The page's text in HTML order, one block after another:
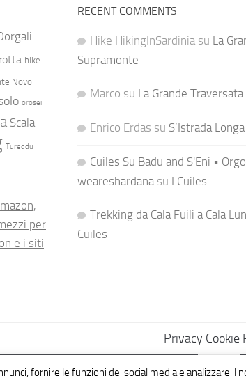
hike
Novo
orosei
Scala
Tureddu
per
e i siti
RECENT COMMENTS
Hike HikingInSardiniasu La
Supramonte
Marco su La Grande
Enrico Erdas su S’Istrada Longa
Cuiles Su Badu and S'Eni •
weareshardanasu I Cuiles
Trekking da Cala Fuili a Cala
Cuiles
Privacy Cookie
fornire le funzioni dei social media e